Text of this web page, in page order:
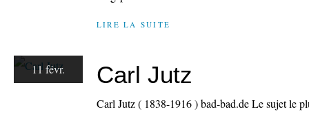
LIRE LA SUITE
11 févr. Carl Jutz
Carl Jutz ( 1838-1916 ) bad-bad.de Le sujet le